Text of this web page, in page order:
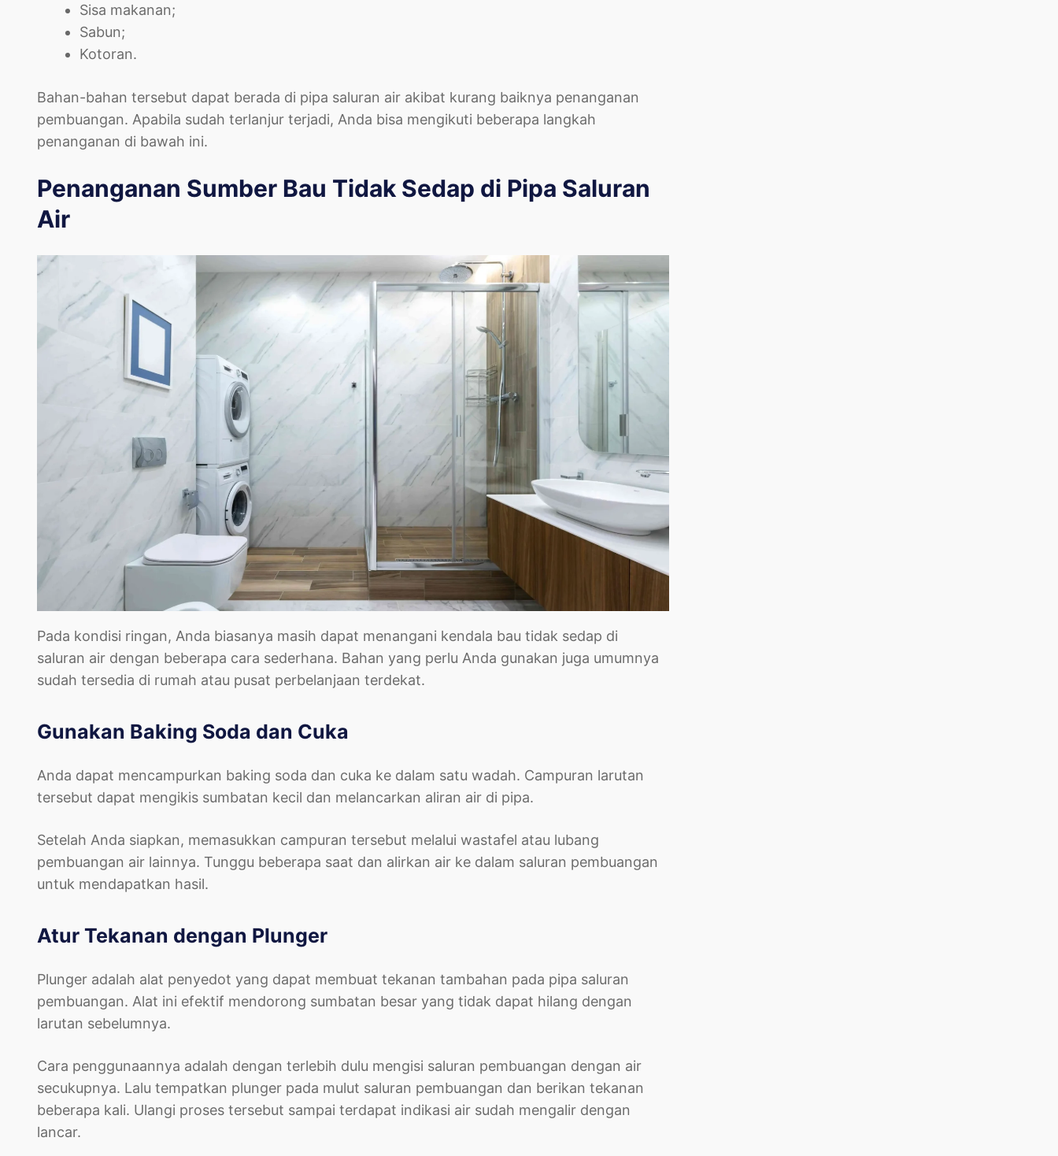
Sisa makanan;
Sabun;
Kotoran.
Bahan-bahan tersebut dapat berada di pipa saluran air akibat kurang baiknya penanganan
pembuangan. Apabila sudah terlanjur terjadi, Anda bisa mengikuti beberapa langkah
penanganan di bawah ini.
Penanganan Sumber Bau Tidak Sedap di Pipa Saluran
Air
Pada kondisi ringan, Anda biasanya masih dapat menangani kendala bau tidak sedap di
saluran air dengan beberapa cara sederhana. Bahan yang perlu Anda gunakan juga umumnya
sudah tersedia di rumah atau pusat perbelanjaan terdekat.
Gunakan Baking Soda dan Cuka
Anda dapat mencampurkan baking soda dan cuka ke dalam satu wadah. Campuran larutan
tersebut dapat mengikis sumbatan kecil dan melancarkan aliran air di pipa.
Setelah Anda siapkan, memasukkan campuran tersebut melalui wastafel atau lubang
pembuangan air lainnya. Tunggu beberapa saat dan alirkan air ke dalam saluran pembuangan
untuk mendapatkan hasil.
Atur Tekanan dengan Plunger
Plunger adalah alat penyedot yang dapat membuat tekanan tambahan pada pipa saluran
pembuangan. Alat ini efektif mendorong sumbatan besar yang tidak dapat hilang dengan
larutan sebelumnya.
Cara penggunaannya adalah dengan terlebih dulu mengisi saluran pembuangan dengan air
secukupnya. Lalu tempatkan plunger pada mulut saluran pembuangan dan berikan tekanan
beberapa kali. Ulangi proses tersebut sampai terdapat indikasi air sudah mengalir dengan
lancar.